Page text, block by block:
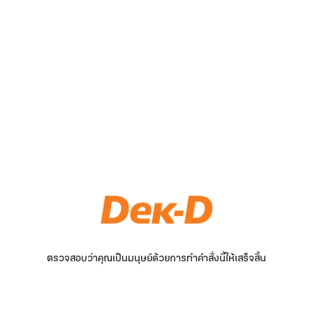
ตรวจสอบว่าคุณเป็นมนุษย์ด้วยการทำคำสั่งนี้ให้เสร็จสิ้น